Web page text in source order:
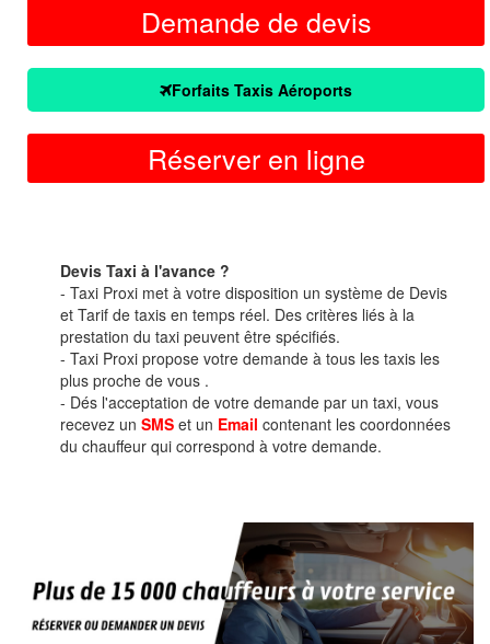
Demande de devis
Forfaits Taxis Aéroports
Réserver en ligne
Devis Taxi à l'avance ?
- Taxi Proxi met à votre disposition un système de Devis
et Tarif de taxis en temps réel. Des critères liés à la
prestation du taxi peuvent être spécifiés.
- Taxi Proxi propose votre demande à tous les taxis les
plus proche de vous .
- Dés l'acceptation de votre demande par un taxi, vous
recevez un SMS et un Email contenant les coordonnées
du chauffeur qui correspond à votre demande.